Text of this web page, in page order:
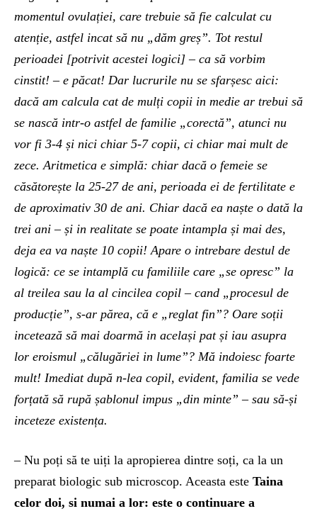
momentul ovulației, care trebuie să fie calculat cu
atenție, astfel incat să nu „dăm greș”. Tot restul
perioadei [potrivit acestei logici] – ca să vorbim
cinstit! – e păcat! Dar lucrurile nu se sfarșesc aici:
dacă am calcula cat de mulți copii in medie ar trebui să
se nască intr-o astfel de familie „corectă”, atunci nu
vor fi 3-4 și nici chiar 5-7 copii, ci chiar mai mult de
zece. Aritmetica e simplă: chiar dacă o femeie se
căsătorește la 25-27 de ani, perioada ei de fertilitate e
de aproximativ 30 de ani. Chiar dacă ea naște o dată la
trei ani – și in realitate se poate intampla și mai des,
deja ea va naște 10 copii! Apare o intrebare destul de
logică: ce se intamplă cu familiile care „se opresc” la
al treilea sau la al cincilea copil – cand „procesul de
producție”, s-ar părea, că e „reglat fin”? Oare soții
incetează să mai doarmă in același pat și iau asupra
lor eroismul „călugăriei in lume”? Mă indoiesc foarte
mult! Imediat după n-lea copil, evident, familia se vede
forțată să rupă șablonul impus „din minte” – sau să-și
inceteze existența.
– Nu poți să te uiți la apropierea dintre soți, ca la un
preparat biologic sub microscop. Aceasta este Taina
celor doi, si numai a lor: este o continuare a